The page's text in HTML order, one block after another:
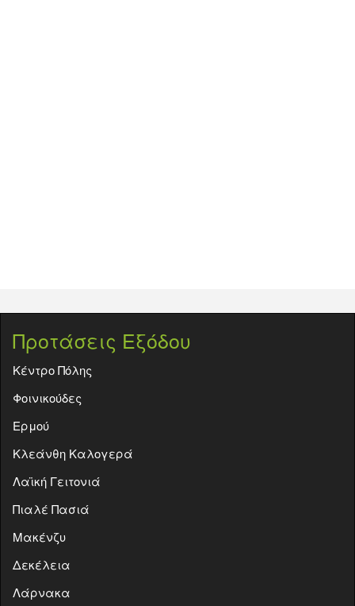
Προτάσεις Εξόδου
Κέντρο Πόλης
Φοινικούδες
Ερμού
Κλεάνθη Καλογερά
Λαϊκή Γειτονιά
Πιαλέ Πασιά
Μακένζυ
Δεκέλεια
Λάρνακα